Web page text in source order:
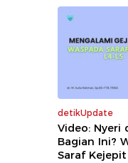
detikUpdate
Video: Nyeri
Bagian Ini?
Saraf Kejepit